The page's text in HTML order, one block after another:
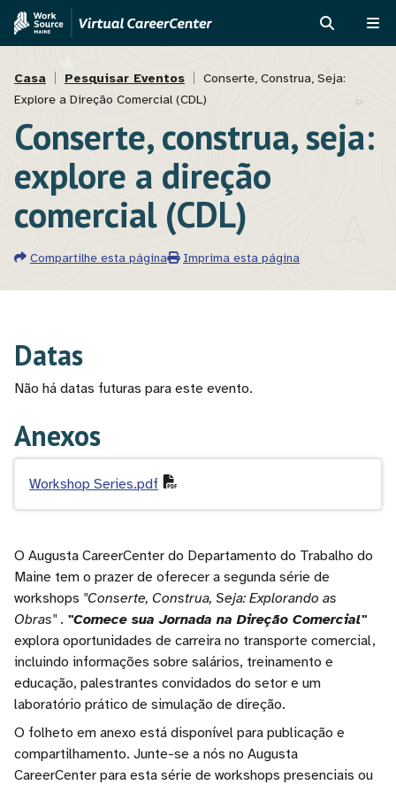
Passar
para
conteúdo
principal
Skip
Assistant
Navegação
estrutural
Casa Pesquisar Eventos
Conserte, Construa, Seja:
Explore a Direção Comercial (CDL)
Conserte, construa, seja:
explore a direção
comercial (CDL)
Compartilhe esta página Imprima esta página
O Augusta CareerCenter do Departamento do Trabalho do
Maine tem o prazer de oferecer a segunda série de
workshops "Conserte, Construa, Seja: Explorando as
Obras" . "Comece sua Jornada na Direção Comercial"
explora oportunidades de carreira no transporte comercial,
incluindo informações sobre salários, treinamento e
educação, palestrantes convidados do setor e um
laboratório prático de simulação de direção.
O folheto em anexo está disponível para publicação e
compartilhamento. Junte-se a nós no Augusta
CareerCenter para esta série de workshops presenciais ou
Datas
Não há datas futuras para este evento.
Anexos
Workshop Series.pdf